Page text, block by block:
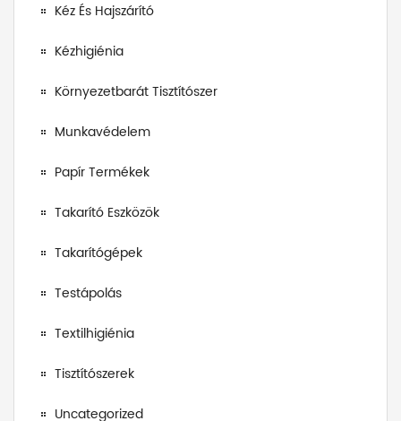
Kéz És Hajszárító
Kézhigiénia
Környezetbarát Tisztítószer
Munkavédelem
Papír Termékek
Takarító Eszközök
Takarítógépek
Testápolás
Textilhigiénia
Tisztítószerek
Uncategorized